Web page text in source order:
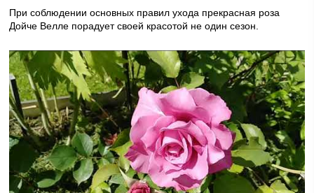
При соблюдении основных правил ухода прекрасная роза
Дойче Велле порадует своей красотой не один сезон.